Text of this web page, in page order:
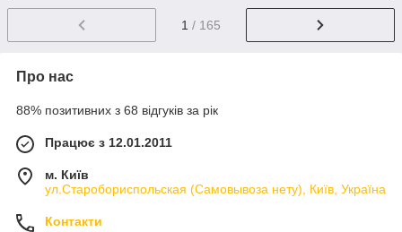
1 / 165
Про нас
88% позитивних з 68 відгуків за рік
Працює з 12.01.2011
м. Київ
ул.Старобориспольская (Самовывоза нету), Київ, Україна
Контакти